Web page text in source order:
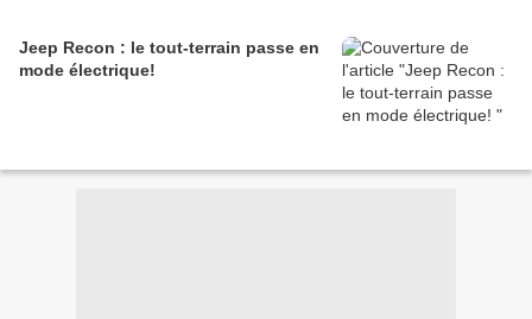
Jeep Recon : le tout-terrain passe en
mode électrique!